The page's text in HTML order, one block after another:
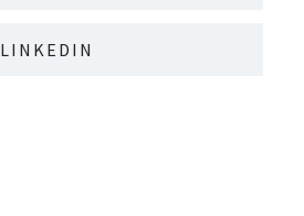
LINKEDIN